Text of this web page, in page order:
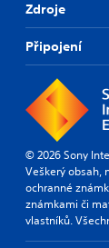
Zdroje
Připojení
© 2026 Sony
Veškerý obsah,
ochranné
známkami či
vlastníků.